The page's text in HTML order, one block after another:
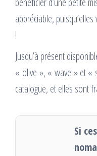
appréciable,
!
Jusqu’à présent
« olive », « wave » et «
catalogue, et elles sont
Si